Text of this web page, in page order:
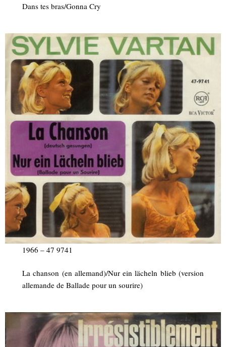
Dans tes bras/Gonna Cry
1966 – 47 9741
La chanson (en allemand)/Nur ein lächeln blieb (version
allemande de Ballade pour un sourire)